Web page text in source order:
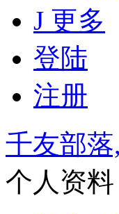
J 更多
登陆
注册
千友部
个人资料